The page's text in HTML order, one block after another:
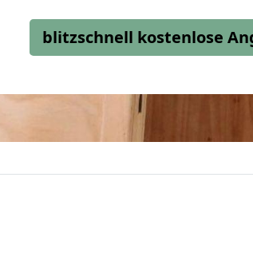
blitzschnell kostenlose